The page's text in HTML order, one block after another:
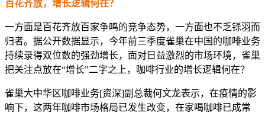
百花齐放，增长逻辑何在？
一方面是百花齐放百家争鸣的竞争态势，一方面也不乏铩羽而
归者。据公开数据显示，今年前三季度雀巢在中国的咖啡业务
持续录得双位数的强劲增长，面对日益激烈的市场环境，雀巢
把关注点放在“增长”二字之上，咖啡行业的增长逻辑何在？
雀巢大中华区咖啡业务[资深]副总裁何文龙表示，在疫情的影
响下，这两年咖啡市场格局已发生改变，在家喝咖啡已成常